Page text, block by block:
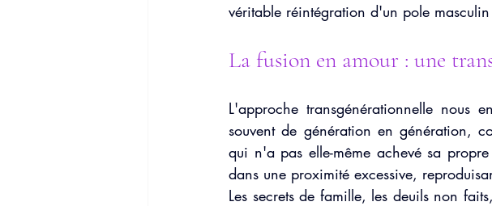
véritable réintégration d'un pole
La fusion en amour : une
L'approche transgénérationnelle nous
souvent de génération en génération,
qui n'a pas elle-même achevé sa
dans une proximité excessive,
Les secrets de famille, les deuils non